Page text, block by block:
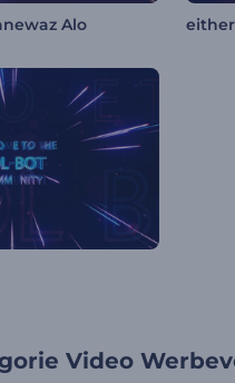
Alo
Video